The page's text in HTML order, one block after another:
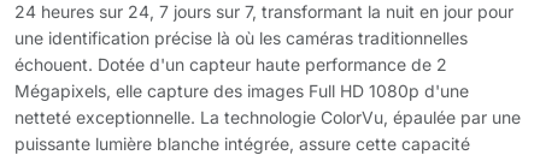
24 heures sur 24, 7 jours sur 7, transformant la nuit en jour pour
une identification précise là où les caméras traditionnelles
échouent. Dotée d'un capteur haute performance de 2
Mégapixels, elle capture des images Full HD 1080p d'une
netteté exceptionnelle. La technologie ColorVu, épaulée par une
puissante lumière blanche intégrée, assure cette capacité